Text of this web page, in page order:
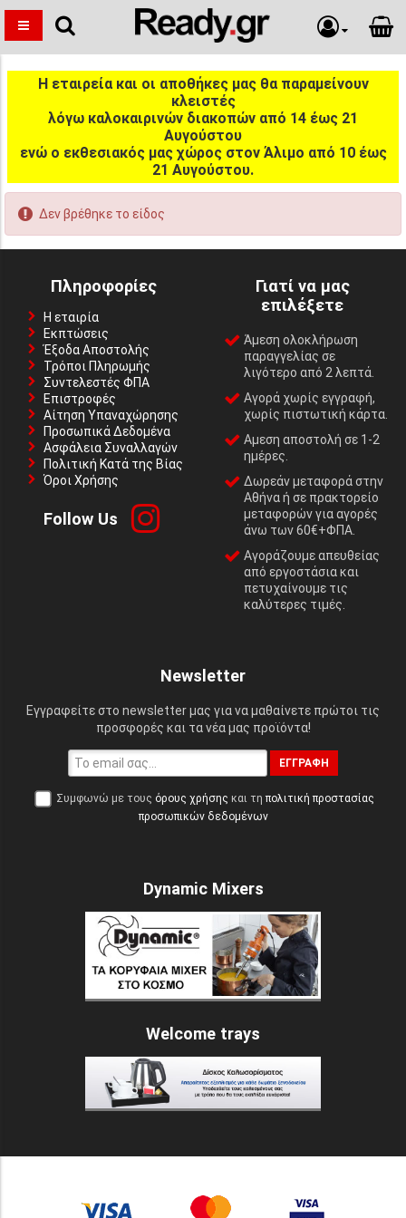
Η εταιρεία και οι αποθήκες μας θα παραμείνουν
κλειστές
λόγω καλοκαιρινών διακοπών από 14 έως 21
Αυγούστου
ενώ ο εκθεσιακός μας χώρος στον Άλιμο από 10 έως
21 Αυγούστου.
Δεν βρέθηκε το είδος
Πληροφορίες
Η εταιρία
Εκπτώσεις
Έξοδα Αποστολής
Τρόποι Πληρωμής
Συντελεστές ΦΠΑ
Επιστροφές
Αίτηση Υπαναχώρησης
Προσωπικά Δεδομένα
Ασφάλεια Συναλλαγών
Πολιτική Κατά της Βίας
Όροι Χρήσης
Follow Us
Γιατί να μας
επιλέξετε
Άμεση ολοκλήρωση
παραγγελίας σε
λιγότερο από 2 λεπτά.
Αγορά χωρίς εγγραφή,
χωρίς πιστωτική κάρτα.
Αμεση αποστολή σε 1-2
ημέρες.
Δωρεάν μεταφορά στην
Αθήνα ή σε πρακτορείο
μεταφορών για αγορές
άνω των 60€+ΦΠΑ.
Αγοράζουμε απευθείας
από εργοστάσια και
πετυχαίνουμε τις
καλύτερες τιμές.
Newsletter
Εγγραφείτε στο newsletter μας για να μαθαίνετε πρώτοι τις
προσφορές και τα νέα μας προϊόντα!
ΕΓΓΡΑΦΉ
Συμφωνώ με τους όρους χρήσης και τη πολιτική προστασίας
προσωπικών δεδομένων
Dynamic Mixers
Welcome trays